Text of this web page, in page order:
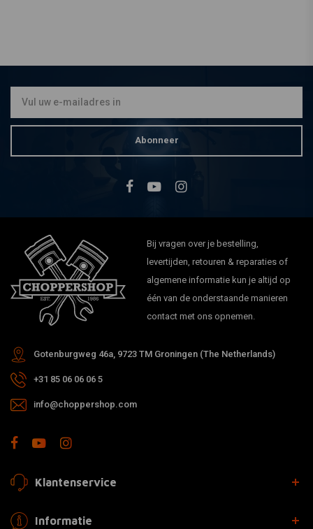
Abonneer
Bij vragen over je bestelling,
levertijden, retouren & reparaties of
algemene informatie kun je altijd op
één van de onderstaande manieren
contact met ons opnemen.
Gotenburgweg 46a, 9723 TM Groningen (The Netherlands)
+31 85 06 06 06 5
info@choppershop.com
Klantenservice
Informatie